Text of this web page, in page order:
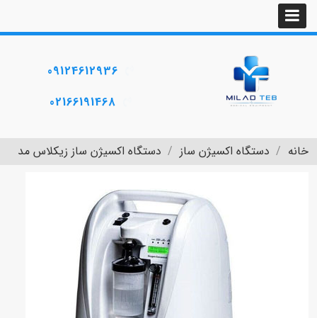
09124612936
02166191468
خانه دستگاه اکسیژن ساز دستگاه اکسیژن ساز زیکلاس مد